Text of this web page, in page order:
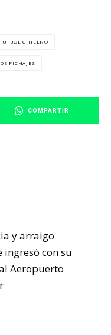
FÚTBOL CHILENO
FICHAJES
COMPARTIR
y arraigo
con su
Aeropuerto